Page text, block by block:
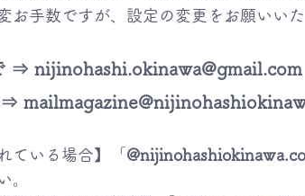
お手数ですが、設定の変更をお願いいた
nijinohashi.okinawa@gmail.com
ている場合】「
。